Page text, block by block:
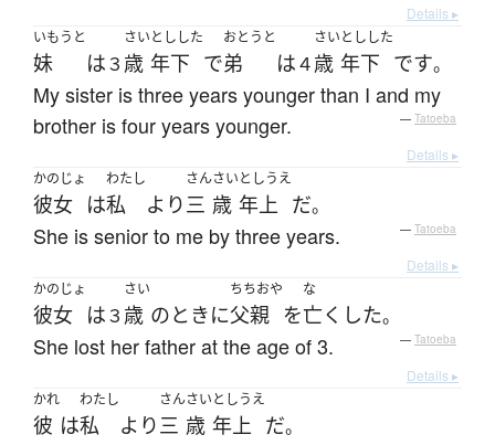
Details ▸
いもうと
妹 は３
さい
歳
としした
年下 で
おとうと
弟 は４
さい
歳
としした
年下 です。
My sister is three years younger than I and my
brother is four years younger.
— Tatoeba
Details ▸
かのじょ
彼女 は
わたし
私 より
さん
三
さい
歳
としうえ
年上 だ。
She is senior to me by three years. — Tatoeba
Details ▸
かのじょ
彼女 は３
さい
歳 のときに
ちちおや
父親 を
な
亡くした。
She lost her father at the age of 3. — Tatoeba
Details ▸
かれ
彼 は
わたし
私 より
さん
三
さい
歳
としうえ
年上 だ。